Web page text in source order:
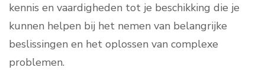
kennis en vaardigheden tot je beschikking die je
kunnen helpen bij het nemen van belangrijke
beslissingen en het oplossen van complexe
problemen.